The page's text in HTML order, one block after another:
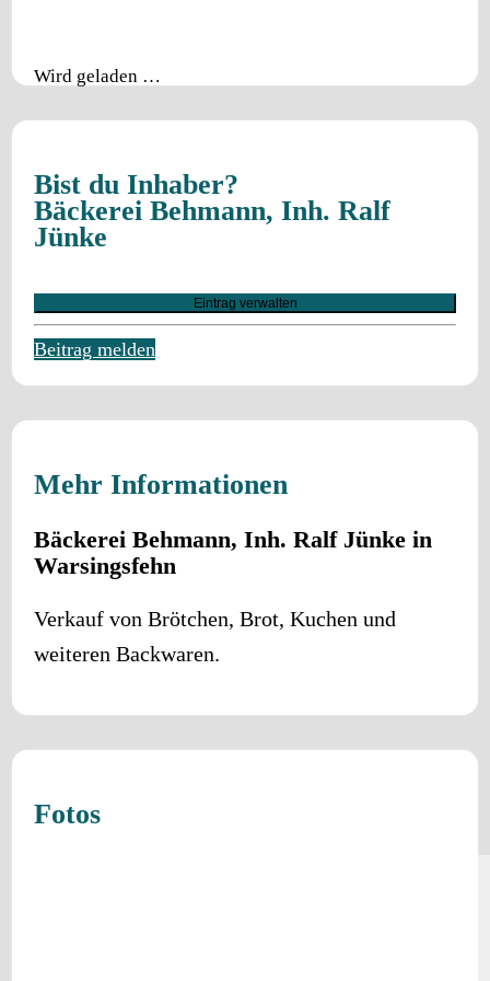
Wird geladen …
Bist du Inhaber?
Bäckerei Behmann, Inh. Ralf
Jünke
Eintrag verwalten
Beitrag melden
Mehr Informationen
Bäckerei Behmann, Inh. Ralf Jünke in
Warsingsfehn
Verkauf von Brötchen, Brot, Kuchen und
weiteren Backwaren.
Fotos